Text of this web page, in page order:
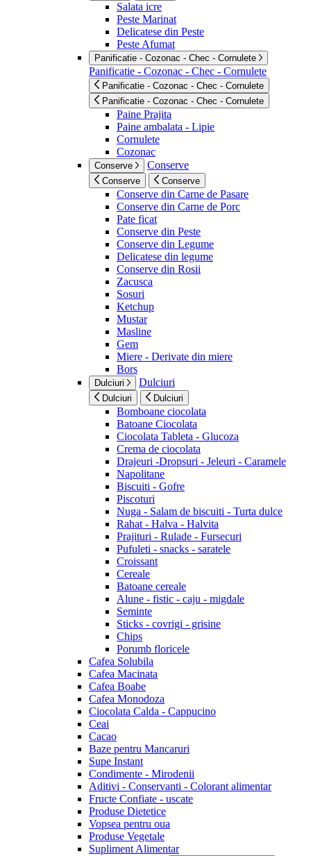
Salata icre
Peste Marinat
Delicatese din Peste
Peste Afumat
Panificatie - Cozonac - Chec - Cornulete
Panificatie - Cozonac - Chec - Cornulete
Panificatie - Cozonac - Chec - Cornulete
Panificatie - Cozonac - Chec - Cornulete
Paine Prajita
Paine ambalata - Lipie
Cornulete
Cozonac
Conserve Conserve
Conserve Conserve
Conserve din Carne de Pasare
Conserve din Carne de Porc
Pate ficat
Conserve din Peste
Conserve din Legume
Delicatese din legume
Conserve din Rosii
Zacusca
Sosuri
Ketchup
Mustar
Masline
Gem
Miere - Derivate din miere
Bors
Dulciuri Dulciuri
Dulciuri Dulciuri
Bomboane ciocolata
Batoane Ciocolata
Ciocolata Tableta - Glucoza
Crema de ciocolata
Drajeuri -Dropsuri - Jeleuri - Caramele
Napolitane
Biscuiti - Gofre
Piscoturi
Nuga - Salam de biscuiti - Turta dulce
Rahat - Halva - Halvita
Prajituri - Rulade - Fursecuri
Pufuleti - snacks - saratele
Croissant
Cereale
Batoane cereale
Alune - fistic - caju - migdale
Seminte
Sticks - covrigi - grisine
Chips
Porumb floricele
Cafea Solubila
Cafea Macinata
Cafea Boabe
Cafea Monodoza
Ciocolata Calda - Cappucino
Ceai
Cacao
Baze pentru Mancaruri
Supe Instant
Condimente - Mirodenii
Aditivi - Conservanti - Colorant alimentar
Fructe Confiate - uscate
Produse Dietetice
Vopsea pentru oua
Produse Vegetale
Supliment Alimentar